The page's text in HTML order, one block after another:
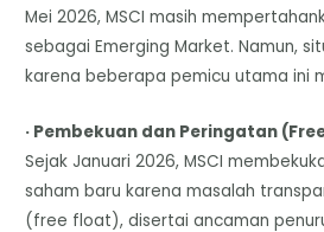
Mei 2026, MSCI masih
sebagai Emerging Market. Namun,
karena beberapa pemicu utama ini
· Pembekuan dan Peringatan
Sejak Januari 2026, MSCI
saham baru karena masalah
(free float), disertai ancaman